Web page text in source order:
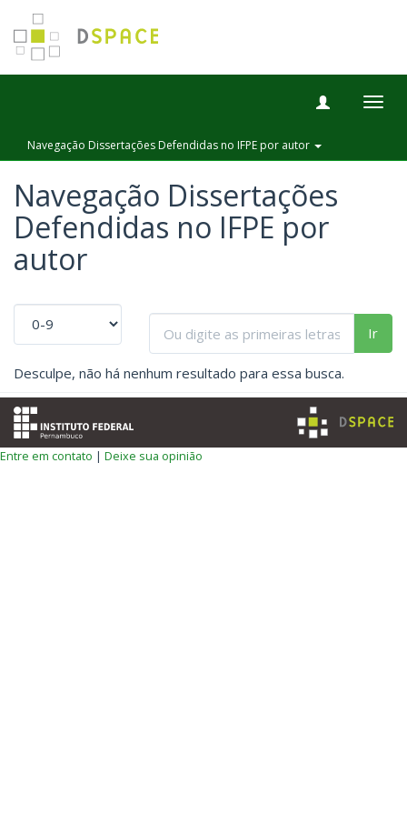
Navegação Dissertações Defendidas no IFPE por autor
Navegação Dissertações
Defendidas no IFPE por
autor
Ir
Desculpe, não há nenhum resultado para essa busca.
Entre em contato | Deixe sua opinião